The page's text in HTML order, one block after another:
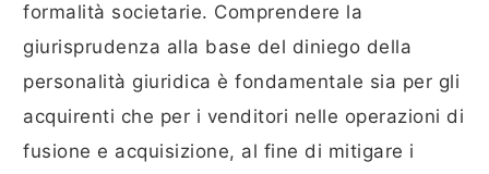
formalità societarie. Comprendere la
giurisprudenza alla base del diniego della
personalità giuridica è fondamentale sia per gli
acquirenti che per i venditori nelle operazioni di
fusione e acquisizione, al fine di mitigare i